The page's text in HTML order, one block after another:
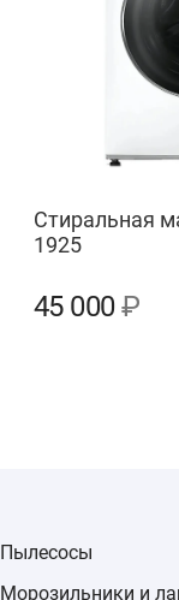
Стиральная
1925
45 000₽
Пылесосы
Морозильники и